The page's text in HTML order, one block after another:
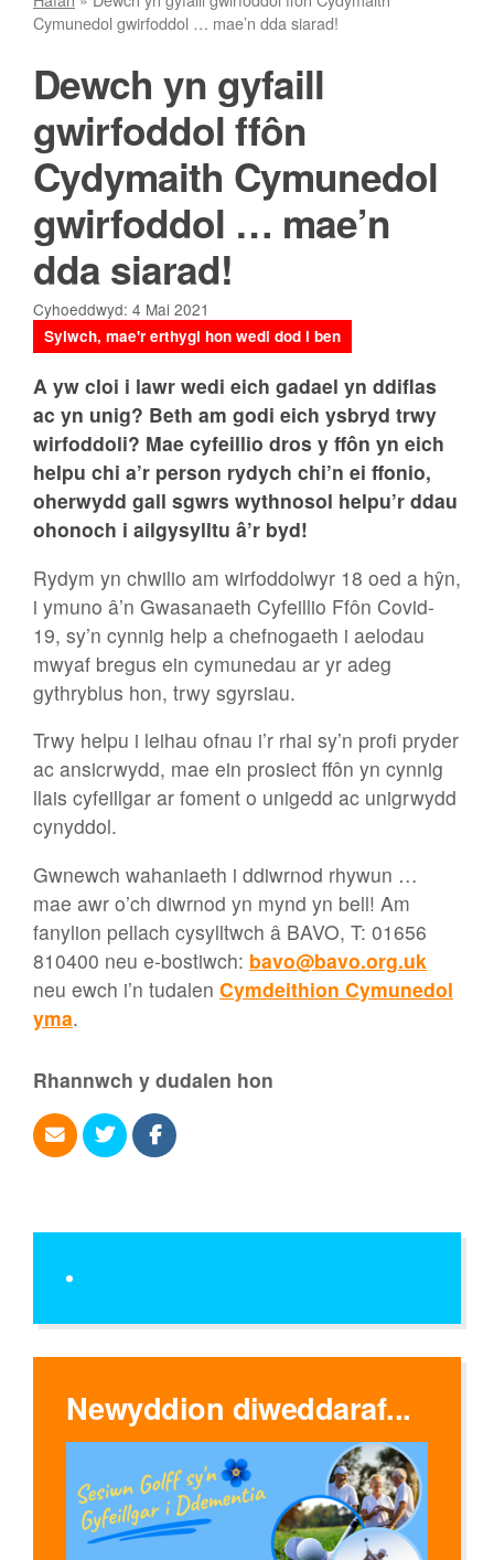
Cymunedol gwirfoddol … mae’n dda siarad!
Dewch yn gyfaill
gwirfoddol ffôn
Cydymaith Cymunedol
gwirfoddol … mae’n
dda siarad!
Cyhoeddwyd: 4 Mai 2021
Sylwch, mae'r erthygl hon wedi dod i ben
A yw cloi i lawr wedi eich gadael yn ddiflas
ac yn unig? Beth am godi eich ysbryd trwy
wirfoddoli? Mae cyfeillio dros y ffôn yn eich
helpu chi a’r person rydych chi’n ei ffonio,
oherwydd gall sgwrs wythnosol helpu’r ddau
ohonoch i ailgysylltu â’r byd!
Rydym yn chwilio am wirfoddolwyr 18 oed a hŷn,
i ymuno â’n Gwasanaeth Cyfeillio Ffôn Covid-
19, sy’n cynnig help a chefnogaeth i aelodau
mwyaf bregus ein cymunedau ar yr adeg
gythryblus hon, trwy sgyrsiau.
Trwy helpu i leihau ofnau i’r rhai sy’n profi pryder
ac ansicrwydd, mae ein prosiect ffôn yn cynnig
llais cyfeillgar ar foment o unigedd ac unigrwydd
cynyddol.
Gwnewch wahaniaeth i ddiwrnod rhywun …
mae awr o’ch diwrnod yn mynd yn bell! Am
fanylion pellach cysylltwch â BAVO, T: 01656
810400 neu e-bostiwch: bavo@bavo.org.uk
neu ewch i’n tudalen Cymdeithion Cymunedol
yma.
Rhannwch y dudalen hon
Newyddion diweddaraf...